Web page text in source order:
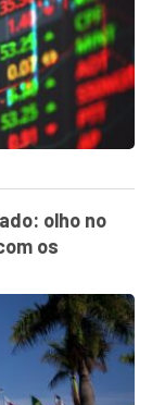
olho no
os